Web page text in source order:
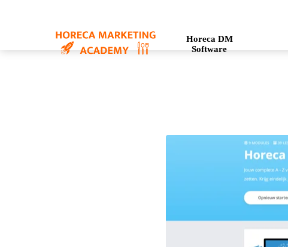
Horeca DM
Software